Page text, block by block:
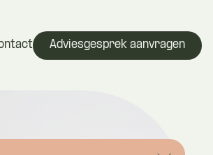
Adviesgesprek aanvragen